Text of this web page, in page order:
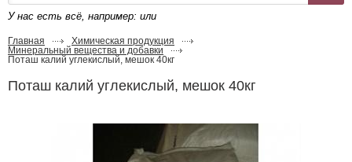
У нас есть всё, например: или
Главная
Химическая продукция
Минеральный вещества и добавки
Поташ калий углекислый, мешок 40кг
Поташ калий углекислый, мешок 40кг